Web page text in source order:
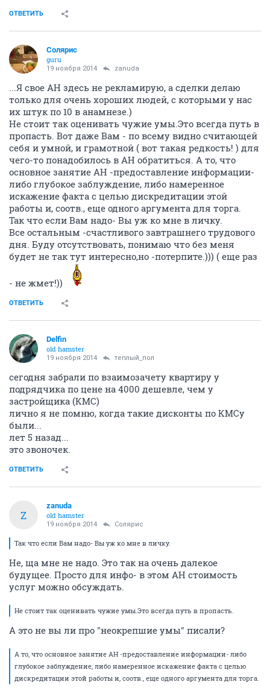
ОТВЕТИТЬ
Солярис
guru
19 ноября 2014 zanuda
...Я свое АН здесь не рекламирую, а сделки делаю
только для очень хороших людей, с которыми у нас
их штук по 10 в анамнезе.)
Не стоит так оценивать чужие умы.Это всегда путь в
пропасть. Вот даже Вам - по всему видно считающей
себя и умной, и грамотной ( вот такая редкость! ) для
чего-то понадобилось в АН обратиться. А то, что
основное занятие АН -предоставление информации-
либо глубокое заблуждение, либо намеренное
искажение факта с целью дискредитации этой
работы и, соотв., еще одного аргумента для торга.
Так что если Вам надо- Вы уж ко мне в личку.
Все остальным -счастливого завтрашнего трудового
дня. Буду отсутствовать, понимаю что без меня
будет не так тут интересно,но -потерпите.))) ( еще раз
- не жмет!))
ОТВЕТИТЬ
Delfin
old hamster
19 ноября 2014 теплый_пол
сегодня забрали по взаимозачету квартиру у
подрядчика по цене на 4000 дешевле, чем у
застройщика (КМС)
лично я не помню, когда такие дисконты по КМСу
были...
лет 5 назад...
это звоночек.
ОТВЕТИТЬ
Z
zanuda
old hamster
19 ноября 2014 Солярис
Так что если Вам надо- Вы уж ко мне в личку.
Не, ща мне не надо. Это так на очень далекое
будущее. Просто для инфо- в этом АН стоимость
услуг можно обсуждать.
Не стоит так оценивать чужие умы.Это всегда путь в пропасть.
А это не вы ли про "неокрепшие умы" писали?
А то, что основное занятие АН -предоставление информации- либо
глубокое заблуждение, либо намеренное искажение факта с целью
дискредитации этой работы и, соотв., еще одного аргумента для торга.